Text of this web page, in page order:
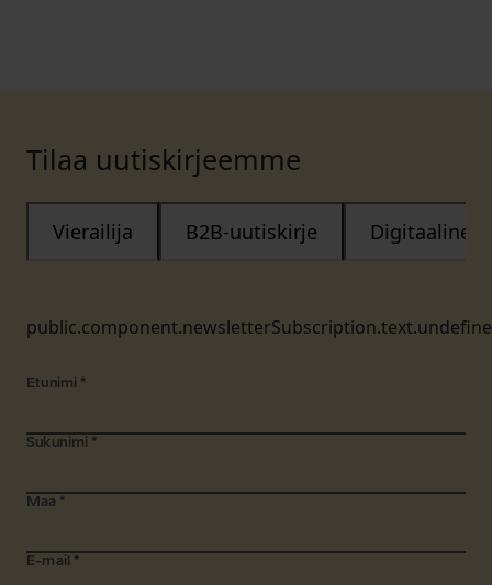
Tilaa uutiskirjeemme
Vierailija B2B-uutiskirje Digitaalinen
Etunimi *
Sukunimi *
Maa *
E-mail *